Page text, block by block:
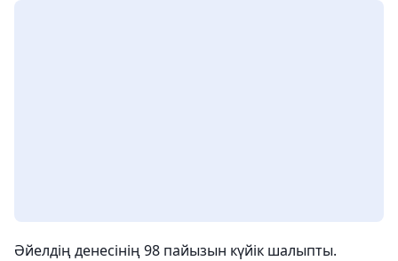
Әйелдің денесінің 98 пайызын күйік шалыпты.